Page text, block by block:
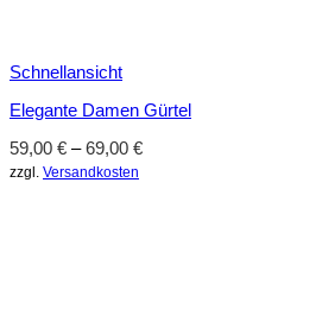
Schnellansicht
Elegante Damen Gürtel
59,00 € –69,00 €
zzgl. Versandkosten